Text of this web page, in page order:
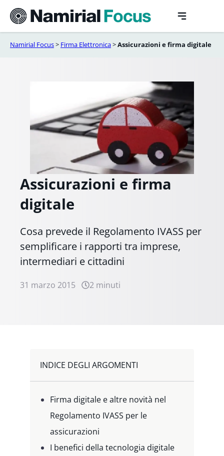
contenuto
Namirial Focus> Firma Elettronica>Assicurazioni e firma digitale
Assicurazioni e firma
digitale
Cosa prevede il Regolamento IVASS per
semplificare i rapporti tra imprese,
intermediari e cittadini
31 marzo 2015 2 minuti
INDICE DEGLI ARGOMENTI
Firma digitale e altre novità nel
Regolamento IVASS per le
assicurazioni
I benefici della tecnologia digitale